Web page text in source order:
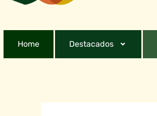
Home Destacados